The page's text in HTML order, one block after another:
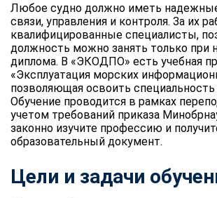
Любое судно должно иметь
связи, управления и контроля. За их
квалифицированные специалисты,
должность можно занять только при
диплома. В «ЭКОДПО» есть учебная
«Эксплуатация морских
позволяющая освоить
Обучение проводится в рамках
учетом требований приказа
законно изучите профессию и
образовательный документ.
Цели и задачи